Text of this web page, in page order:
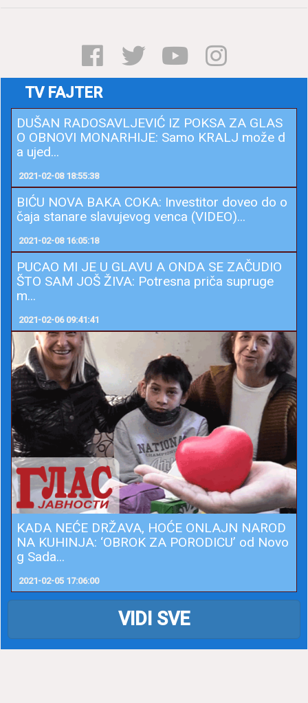
TV FAJTER
DUŠAN RADOSAVLJEVIĆ IZ POKSA ZA GLAS
O OBNOVI MONARHIJE: Samo KRALJ može d
a ujed...
2021-02-08 18:55:38
BIĆU NOVA BAKA COKA: Investitor doveo do o
čaja stanare slavujevog venca (VIDEO)...
2021-02-08 16:05:18
PUCAO MI JE U GLAVU A ONDA SE ZAČUDIO
ŠTO SAM JOŠ ŽIVA: Potresna priča supruge
m...
2021-02-06 09:41:41
KADA NEĆE DRŽAVA, HOĆE ONLAJN NAROD
NA KUHINJA: ‘OBROK ZA PORODICU’ od Novo
g Sada...
2021-02-05 17:06:00
VIDI SVE